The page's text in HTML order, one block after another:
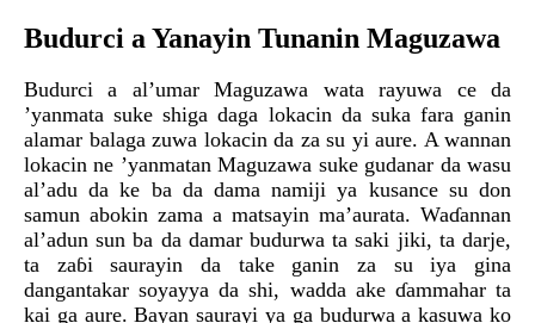
Budurci a Yanayin Tunanin Maguzawa
Budurci a al’umar Maguzawa wata rayuwa ce da
’yanmata suke shiga daga lokacin da suka fara ganin
alamar balaga zuwa lokacin da za su yi aure. A wannan
lokacin ne ’yanmatan Maguzawa suke gudanar da wasu
al’adu da ke ba da dama namiji ya kusance su don
samun abokin zama a matsayin ma’aurata. Waɗannan
al’adun sun ba da damar budurwa ta saki jiki, ta darje,
ta zaɓi saurayin da take ganin za su iya gina
dangantakar soyayya da shi, wadda ake ɗammahar ta
kai ga aure. Bayan saurayi ya ga budurwa a kasuwa ko